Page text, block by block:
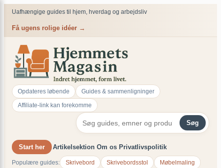
Uafhængige guides til hjem, hverdag og arbejdsliv
Få ugens rolige idéer →
Opdateres løbende
Guides & sammenligninger
Affiliate-link kan forekomme
Søg
Start her Artikelsektion Om os Privatlivspolitik
Populære guides: Skrivebord Skrivebordsstol Møbelmaling